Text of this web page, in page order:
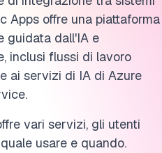
Apps offre una piattaforma
guidata dall'IA e
inclusi flussi di lavoro
ai servizi di IA di Azure
vari servizi, gli utenti
usare e quando.